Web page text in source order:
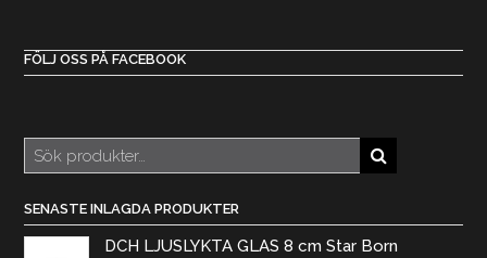
FÖLJ OSS PÅ FACEBOOK
Sök
efter:
SENASTE INLAGDA PRODUKTER
DCH LJUSLYKTA GLAS 8 cm Star Born